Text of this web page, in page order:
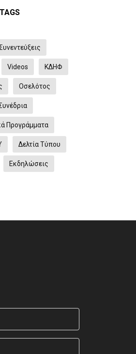
Videos ΚΔΗΦ
Οσελότος
Προγράμματα
Δελτία Τύπου
Eκδηλώσεις